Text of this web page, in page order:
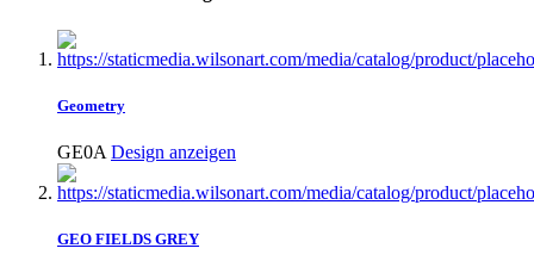
Geometry
GE0A Design anzeigen
GEO FIELDS GREY